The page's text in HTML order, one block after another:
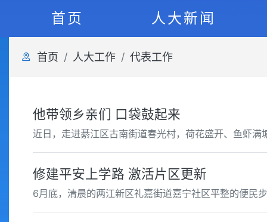
首页 人大新闻
首页 人大工作 代表工作
他带领乡亲们 口袋鼓起来
近日，走进綦江区古南街道春光村，荷花盛开、鱼虾满
修建平安上学路 激活片区更新
6月底，清晨的两江新区礼嘉街道嘉宁社区平整的便民